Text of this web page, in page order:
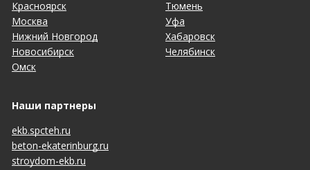
Красноярск
Москва
Нижний Новгород
Новосибирск
Омск
Тюмень
Уфа
Хабаровск
Челябинск
Наши партнеры
ekb.spcteh.ru
beton-ekaterinburg.ru
stroydom-ekb.ru